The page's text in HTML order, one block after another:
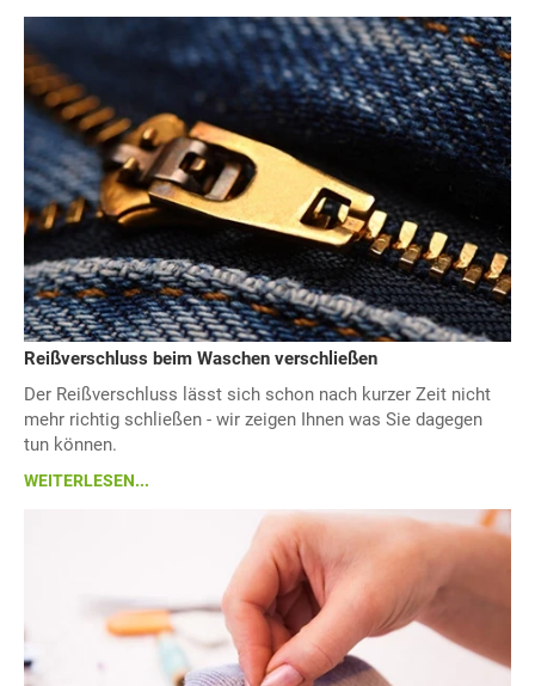
Reißverschluss beim Waschen verschließen
Der Reißverschluss lässt sich schon nach kurzer Zeit nicht
mehr richtig schließen - wir zeigen Ihnen was Sie dagegen
tun können.
WEITERLESEN...